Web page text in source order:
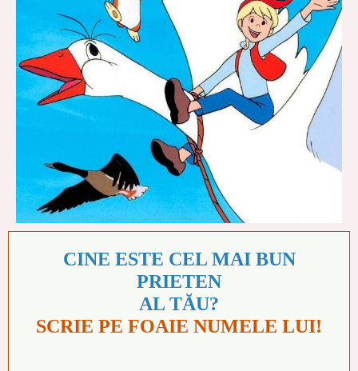
CINE ESTE CEL MAI BUN
PRIETEN
AL TĂU?
SCRIE PE FOAIE NUMELE LUI!